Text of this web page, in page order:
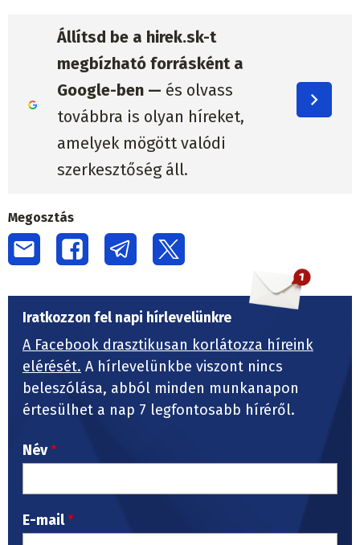
Állítsd be a hirek.sk-t
megbízható forrásként a
Google-ben — és olvass
továbbra is olyan híreket,
amelyek mögött valódi
szerkesztőség áll.
Megosztás
Iratkozzon fel napi hírlevelünkre
A Facebook drasztikusan korlátozza híreink
elérését. A hírlevelünkbe viszont nincs
beleszólása, abból minden munkanapon
értesülhet a nap 7 legfontosabb híréről.
Név
E-mail